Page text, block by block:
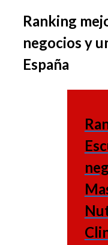
El
otra,
UNED
Ranking
negocios y
España